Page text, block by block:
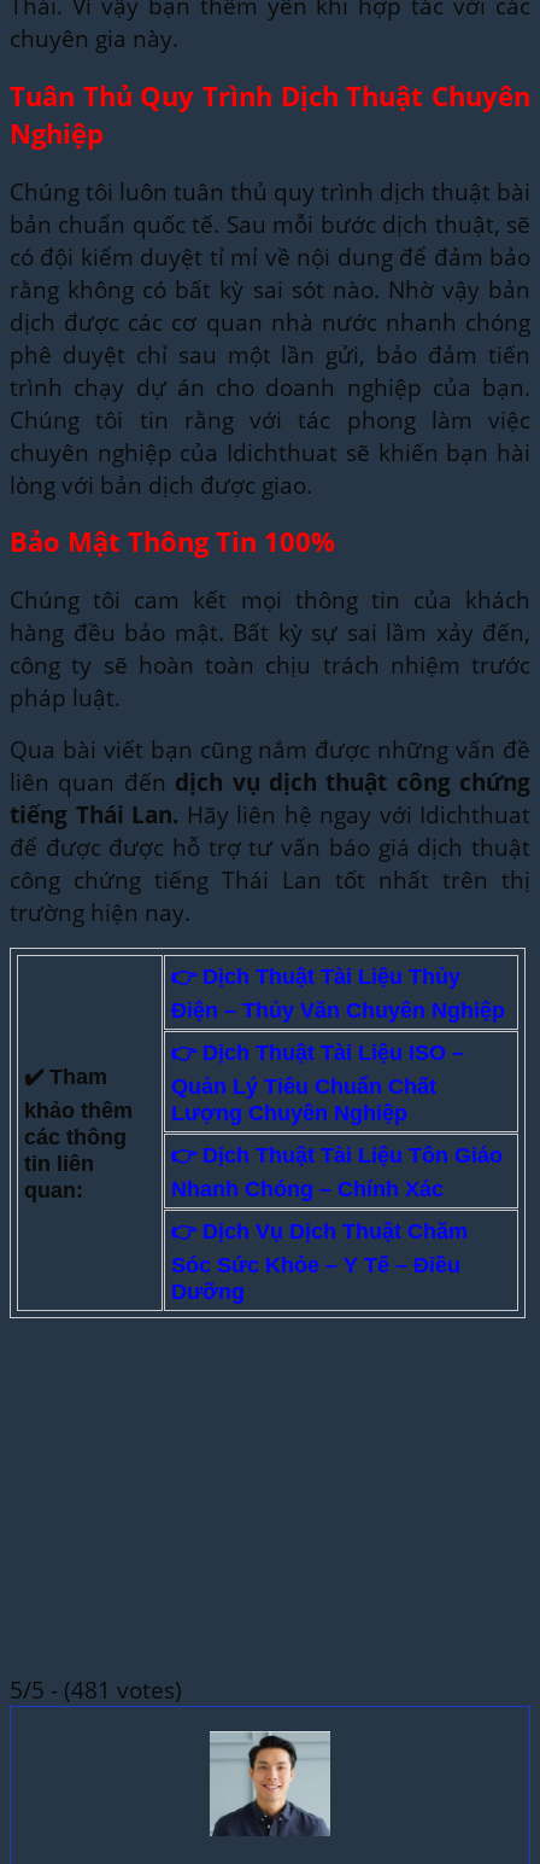
chuyên gia này.
Tuân Thủ Quy Trình Dịch Thuật Chuyên
Nghiệp
Chúng tôi luôn tuân thủ quy trình dịch thuật bài
bản chuẩn quốc tế. Sau mỗi bước dịch thuật, sẽ
có đội kiểm duyệt tỉ mỉ về nội dung để đảm bảo
rằng không có bất kỳ sai sót nào. Nhờ vậy bản
dịch được các cơ quan nhà nước nhanh chóng
phê duyệt chỉ sau một lần gửi, bảo đảm tiến
trình chạy dự án cho doanh nghiệp của bạn.
Chúng tôi tin rằng với tác phong làm việc
chuyên nghiệp của Idichthuat sẽ khiến bạn hài
lòng với bản dịch được giao.
Bảo Mật Thông Tin 100%
Chúng tôi cam kết mọi thông tin của khách
hàng đều bảo mật. Bất kỳ sự sai lầm xảy đến,
công ty sẽ hoàn toàn chịu trách nhiệm trước
pháp luật.
Qua bài viết bạn cũng nắm được những vấn đề
liên quan đến dịch vụ dịch thuật công chứng
tiếng Thái Lan. Hãy liên hệ ngay với Idichthuat
để được được hỗ trợ tư vấn báo giá dịch thuật
công chứng tiếng Thái Lan tốt nhất trên thị
trường hiện nay.
✔️ Tham
khảo thêm
các thông
tin liên
quan:
👉 Dịch Thuật Tài Liệu Thủy
Điện – Thủy Văn Chuyên Nghiệp
👉 Dịch Thuật Tài Liệu ISO –
Quản Lý Tiêu Chuẩn Chất
Lượng Chuyên Nghiệp
👉 Dịch Thuật Tài Liệu Tôn Giáo
Nhanh Chóng – Chính Xác
👉 Dịch Vụ Dịch Thuật Chăm
Sóc Sức Khỏe – Y Tế – Điều
Dưỡng
5/5 - (481 votes)